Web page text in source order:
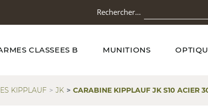
Rechercher…
CLASSEES B MUNITIONS
KIPPLAUF JK CARABINE KIPPLAUF JK S10 ACIER